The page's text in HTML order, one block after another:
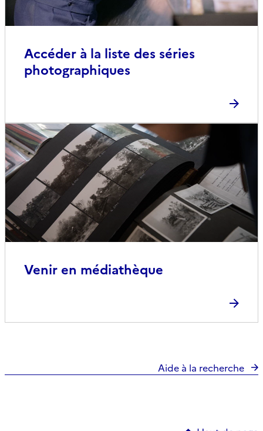
Accéder à la liste des séries
photographiques
Venir en médiathèque
Aide à la recherche